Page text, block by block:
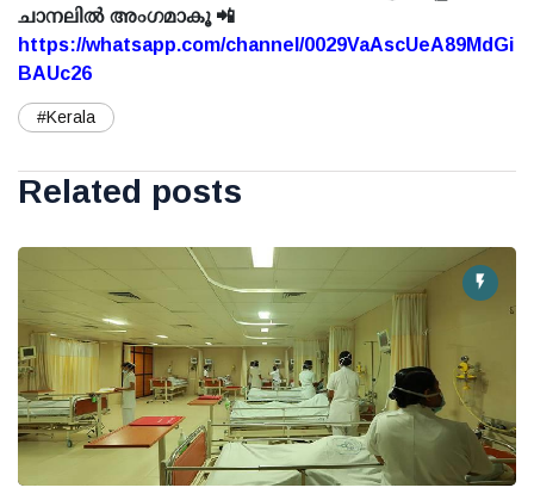
ചാനലിൽ അംഗമാകൂ 📲
https://whatsapp.com/channel/0029VaAscUeA89MdGi
BAUc26
#Kerala
Related posts